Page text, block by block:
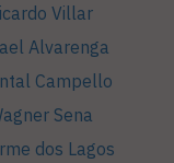
Villar
Alvarenga
Campello
Sena
dos Lagos